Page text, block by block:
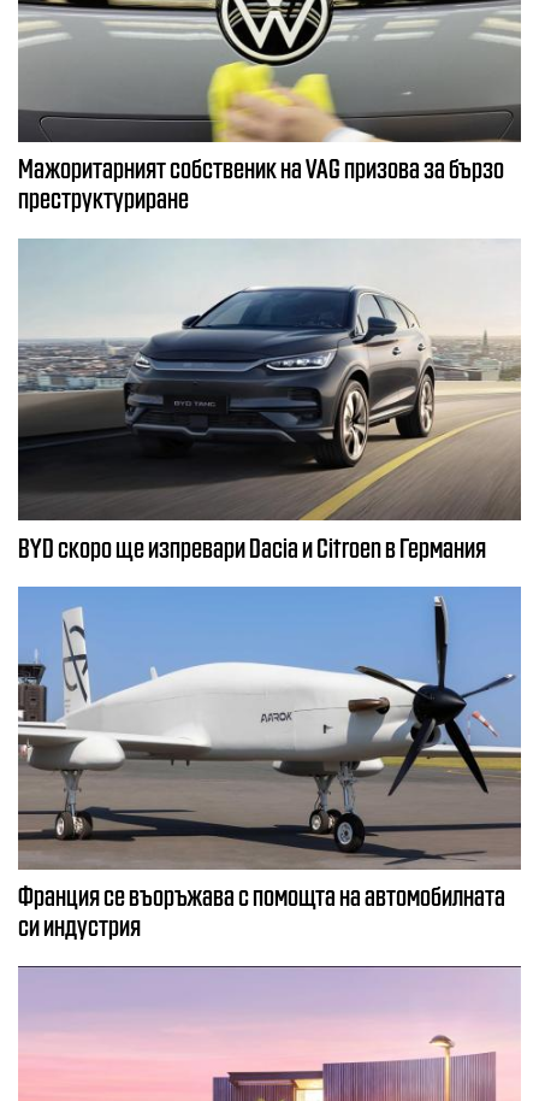
Мажоритарният собственик на VAG призова за бързо
преструктуриране
BYD скоро ще изпревари Dacia и Citroеn в Германия
Франция се въоръжава с помощта на автомобилната
си индустрия